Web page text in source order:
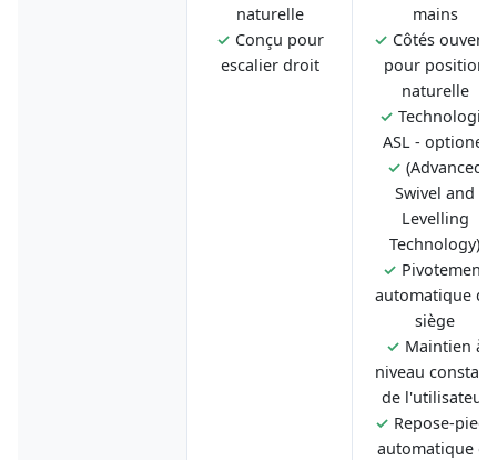
naturelle
✓ Conçu pour
escalier droit
mains
✓ Côtés ouverts
pour position
naturelle
✓ Technologie
ASL - optionel
✓ (Advanced
Swivel and
Levelling
Technology)
✓ Pivotement
automatique du
siège
✓ Maintien à
niveau constant
de l'utilisateur
✓ Repose-pieds
automatique et